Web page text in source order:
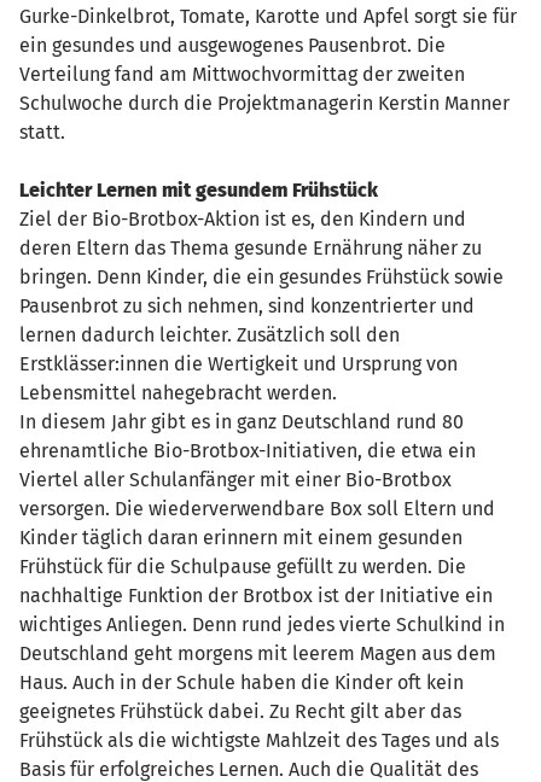
Gurke-Dinkelbrot, Tomate, Karotte und Apfel sorgt sie für
ein gesundes und ausgewogenes Pausenbrot. Die
Verteilung fand am Mittwochvormittag der zweiten
Schulwoche durch die Projektmanagerin Kerstin Manner
statt.
Leichter Lernen mit gesundem Frühstück
Ziel der Bio-Brotbox-Aktion ist es, den Kindern und
deren Eltern das Thema gesunde Ernährung näher zu
bringen. Denn Kinder, die ein gesundes Frühstück sowie
Pausenbrot zu sich nehmen, sind konzentrierter und
lernen dadurch leichter. Zusätzlich soll den
Erstklässer:innen die Wertigkeit und Ursprung von
Lebensmittel nahegebracht werden.
In diesem Jahr gibt es in ganz Deutschland rund 80
ehrenamtliche Bio-Brotbox-Initiativen, die etwa ein
Viertel aller Schulanfänger mit einer Bio-Brotbox
versorgen. Die wiederverwendbare Box soll Eltern und
Kinder täglich daran erinnern mit einem gesunden
Frühstück für die Schulpause gefüllt zu werden. Die
nachhaltige Funktion der Brotbox ist der Initiative ein
wichtiges Anliegen. Denn rund jedes vierte Schulkind in
Deutschland geht morgens mit leerem Magen aus dem
Haus. Auch in der Schule haben die Kinder oft kein
geeignetes Frühstück dabei. Zu Recht gilt aber das
Frühstück als die wichtigste Mahlzeit des Tages und als
Basis für erfolgreiches Lernen. Auch die Qualität des